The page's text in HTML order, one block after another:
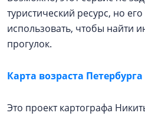
туристический ресурс, но
использовать, чтобы найти
прогулок.
Карта возраста Петербурга
Это проект картографа